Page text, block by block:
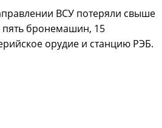
ВСУ потеряли свыше
бронемашин, 15
орудие и станцию РЭБ.